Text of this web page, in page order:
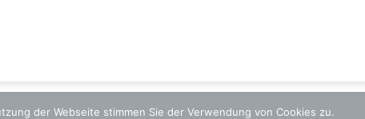
der Webseite stimmen Sie der Verwendung von Cookies zu.